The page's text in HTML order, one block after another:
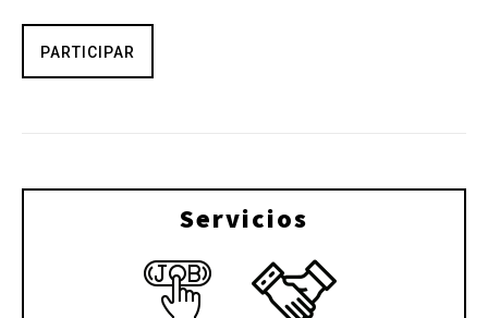
PARTICIPAR
Servicios